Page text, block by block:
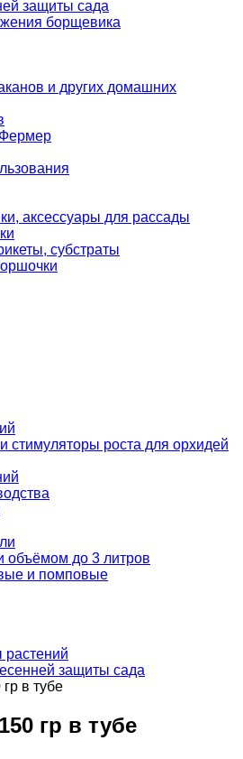
защиты сада
борщевика
и других домашних
аксессуары для рассады
субстраты
стимуляторы роста для орхидей
объёмом до 3 литров
и помповые
защиты сада
в тубе
гр в тубе